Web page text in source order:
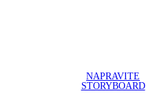
NAPRAVITE
STORYBOARD